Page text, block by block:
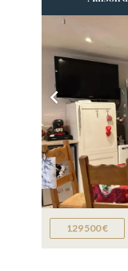
129 500 €